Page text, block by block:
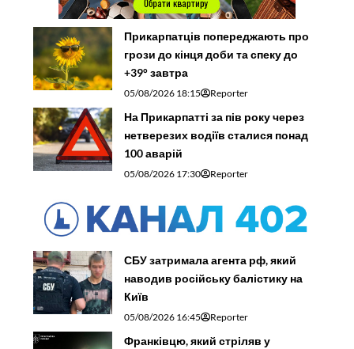
Прикарпатців попереджають про
грози до кінця доби та спеку до
+39° завтра
05/08/2026 18:15 Reporter
На Прикарпатті за пів року через
нетверезих водіїв сталися понад
100 аварій
05/08/2026 17:30 Reporter
СБУ затримала агента рф, який
наводив російську балістику на
Київ
05/08/2026 16:45 Reporter
Франківцю, який стріляв у